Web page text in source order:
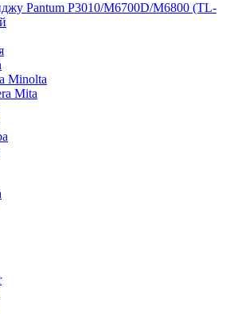
Pantum P3010/M6700D/M6800 (TL-
Minolta
Mita